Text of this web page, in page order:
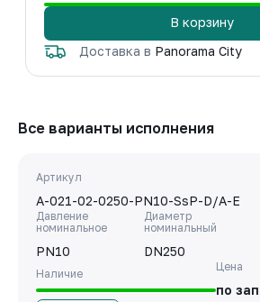
В корзину
Доставка в Panorama City
Все варианты исполнения
Артикул
A-021-02-0250-PN10-SsP-D/A-E
Давление
номинальное
PN10
Диаметр
номинальный
DN250
Наличие
Цена
по